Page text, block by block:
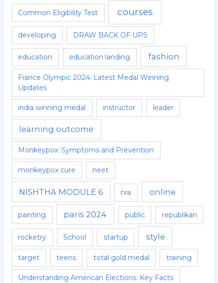
Common Eligibility Test courses
developing DRAW BACK OF UPS
education education landing fashion
France Olympic 2024: Latest Medal Winning
Updates
india winning medal instructor leader
learning outcome
Monkeypox: Symptoms and Prevention
monkeypox cure neet
NISHTHA MODULE 6 nra online
painting paris 2024 public republikan
rocketry School startup style
target teens total gold medal training
Understanding American Elections: Key Facts